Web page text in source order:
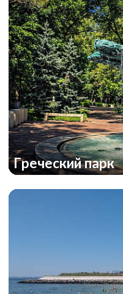
Греческий парк